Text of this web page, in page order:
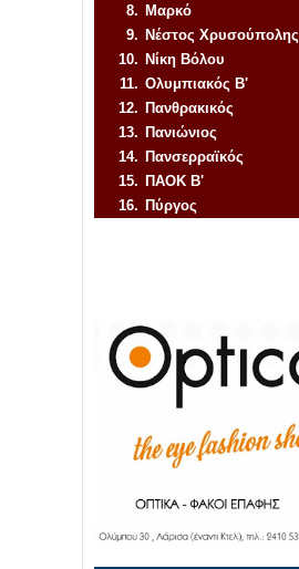
8. Μαρκό
9. Νέστος Χρυσούπολης
10. Νίκη Βόλου
11. Ολυμπιακός Β'
12. Πανθρακικός
13. Πανιώνιος
14. Πανσερραϊκός
15. ΠΑΟΚ Β'
16. Πύργος